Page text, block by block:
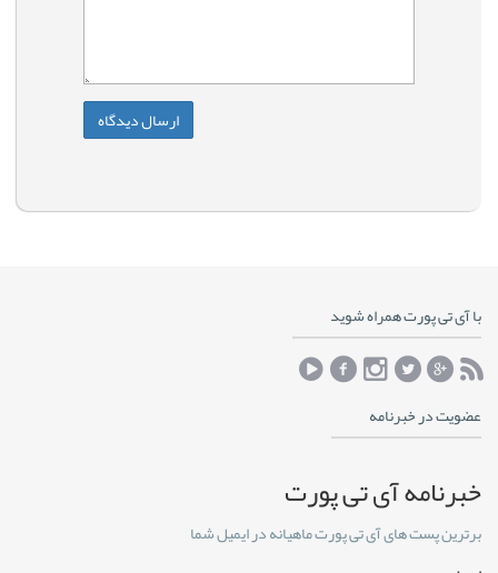
با آی تی پورت همراه شوید
عضویت در خبرنامه
خبرنامه آی تی پورت
برترین پست های آی تی پورت ماهیانه در ایمیل شما